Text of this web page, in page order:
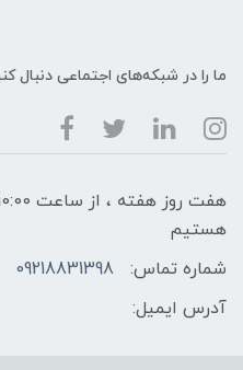
ما را در شبکه‌های اجتماعی دنبال
هستیم
شماره تماس:
09218831398
آدرس ایمیل: